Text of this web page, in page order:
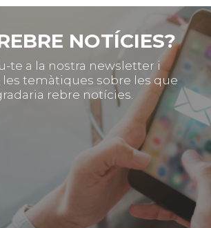
NOTÍCIES?
te a la nostra newsletter i
les temàtiques sobre les que
rebre notícies.